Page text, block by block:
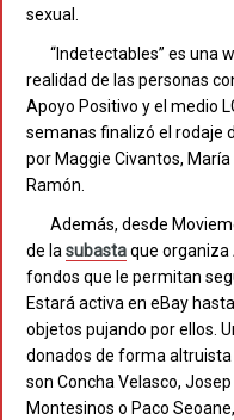
sexual.
“Indetectables” es una
realidad de las personas
Apoyo Positivo y el medio
semanas finalizó el rodaje
por Maggie Civantos,
Ramón.
Además, desde
de lasubastaque organiza
fondos que le permitan
Estará activa en eBay
objetos pujando por ellos.
donados de forma
son Concha Velasco,
Montesinos o Paco